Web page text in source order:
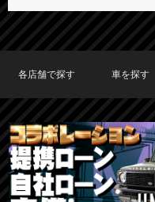
各店舗で探す
TOKYO店在庫車両
大阪店在庫車両
福岡店在庫車両
車を探す
車種
メーカ